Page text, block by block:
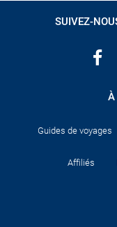
SUIVEZ-
À
Guides de voyages
Affiliés